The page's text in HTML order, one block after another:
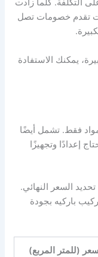
التكلفة. كلما زادت
تقدم خصومات تصل
يمكنك الاستفادة
فقط. تشمل أيضًا
إعدادًا وتجهيزًا
السعر النهائي.
باركيه بجودة
(للمتر المربع)